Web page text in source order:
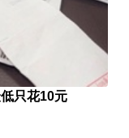
只花10元